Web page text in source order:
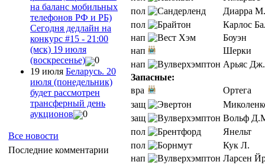
на баланс мобильных
телефонов РФ и РБ)
Сегодня дедлайн на
конкурс #15 - 21:00
(мск) 19 июля
(воскресенье)
0
19 июля Беларусь. 20
июля (понедельник)
будет рассмотрен
трансферный день
аукционов
0
Все новости
Последние комментарии
пол
Диарра
пол
Карлос
нап
Боуэн
нап
Шерки
нап
Арьяс Дж.
Запасные:
вра
Ортега
защ
защ
Вольф
пол
Янельт
пол
Кук Л.
нап
Ларсен